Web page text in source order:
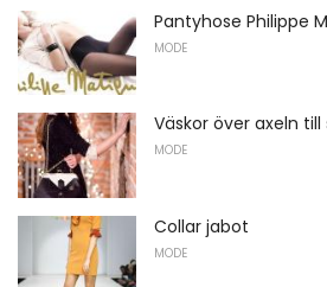
Pantyhose Philippe
MODE
Väskor över axeln till
MODE
Collar jabot
MODE